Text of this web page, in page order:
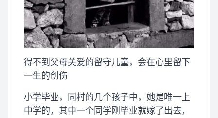
得不到父母关爱的留守儿童，会在心里留下
一生的创伤
小学毕业，同村的几个孩子中，她是唯一上
中学的，其中一个同学刚毕业就嫁了出去，